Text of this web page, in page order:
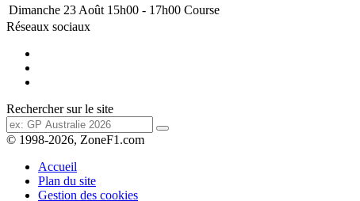
Dimanche 23 Août 15h00 - 17h00 Course
Réseaux sociaux
Rechercher sur le site
© 1998-2026, ZoneF1.com
Accueil
Plan du site
Gestion des cookies